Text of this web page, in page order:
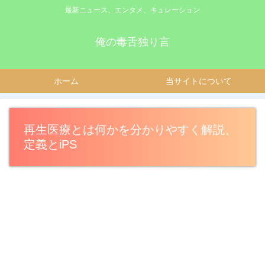
最新ニュース、エンタメ、キュレーション
俺の毒舌独り言
ホーム 当サイトについて
再生医療とは何かを分かりやすく解説、
定義とiPS